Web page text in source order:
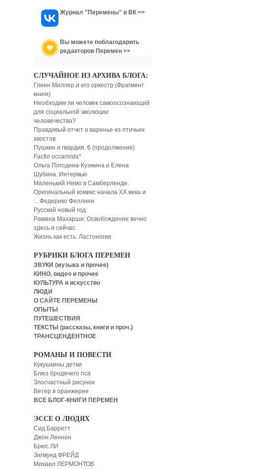
Журнал "Перемены" в ВК >>
Вы можете поблагодарить
редакторов Перемен >>
СЛУЧАЙНОЕ ИЗ АРХИВА БЛОГА:
Гленн Миллер и его оркестр (Фрагмент
книги)
Необходим ли человек самоосознающий
для социальной эволюции
человечества?
Правдивый отчет о варенье из птичьих
хвостов
Пушкин и гвардия. 6 (продолжение)
Factio occamista*
Ольга Погодина-Кузмина и Елена
Шубина. Интервью
Маленький Немо в Самберленде.
Оригинальный комикс начала XX века и
…Федерико Феллини
Русский новый год
Рамана Махарши: Освобождение вечно
здесь и сейчас
Жизнь как есть. Ластоногие
РУБРИКИ БЛОГА ПЕРЕМЕН
ЗВУКИ (музыка и прочее)
КИНО, видео и прочее
КУЛЬТУРА и искусство
ЛЮДИ
О САЙТЕ ПЕРЕМЕНЫ
ОПЫТЫ
ПУТЕШЕСТВИЯ
ТЕКСТЫ (рассказы, книги и проч.)
ТРАНСЦЕНДЕНТНОЕ
РОМАНЫ И ПОВЕСТИ
Кукушкины детки
Блюз бродячего пса
Злосчастный рисунок
Ветер в оранжерее
ВСЕ БЛОГ-КНИГИ ПЕРЕМЕН
ЭССЕ О ЛЮДЯХ
Сид Барретт
Джон Леннон
Брюс ЛИ
Зигмунд ФРЕЙД
Михаил ЛЕРМОНТОВ